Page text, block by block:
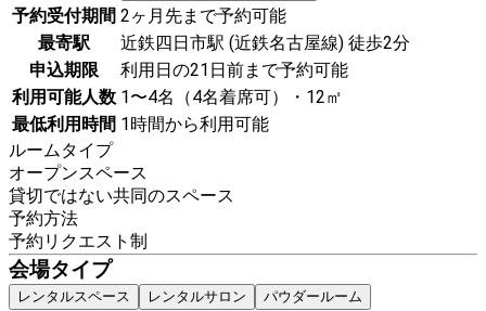
予約受付期間 2ヶ月先まで予約可能
最寄駅
近鉄四日市駅 (近鉄名古屋線) 徒歩2分
申込期限
利用日の21日前まで予約可能
利用可能人数 1〜4名（4名着席可）・12㎡
最低利用時間 1時間から利用可能
ルームタイプ
オープンスペース
貸切ではない共同のスペース
予約方法
予約リクエスト制
会場タイプ
レンタルスペース レンタルサロン パウダールーム